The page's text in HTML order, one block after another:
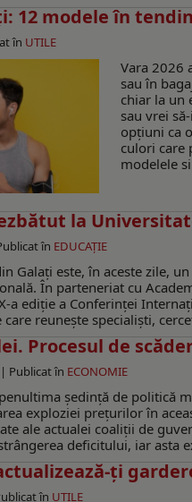
12 modele în
în UTILE
Vara 2026
sau în
chiar la un
sau vrei
opțiuni ca
culori care
modelele
la
în EDUCAŢIE
Galați este, în aceste zile,
În parteneriat cu
a ediție a Conferinței
reunește specialiști,
Procesul de
Publicat în ECONOMIE
ședință de politică
exploziei prețurilor în
ale actualei coaliții de
deficitului, iar asta
ți
în UTILE